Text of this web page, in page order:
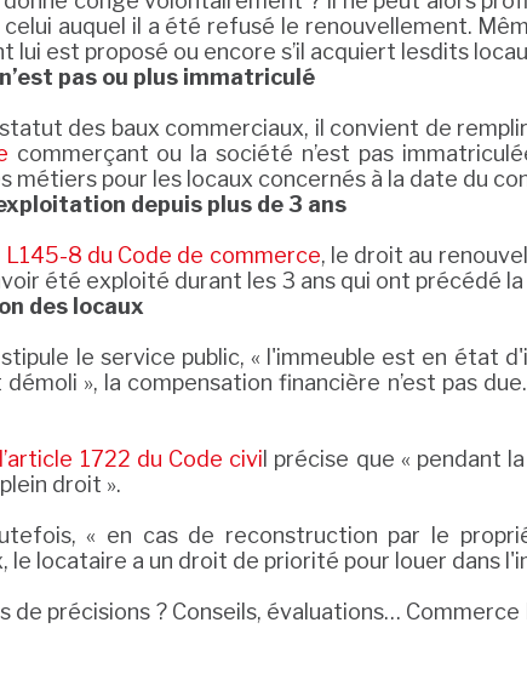
auquel il a été refusé le renouvellement.
lui est proposé ou encore s’il acquiert lesdits
pas ou plus immatriculé
des baux commerciaux, il convient de
commerçant ou la société n’est pas
métiers pour les locaux concernés à la date du
depuis plus de 3 ans
L145-8 du Code de commerce, le droit au
été exploité durant les 3 ans qui ont précédé
des locaux
stipule le service public, « l'immeuble est en
», la compensation financière n’est pas
l’article 1722 du Code civi l précise que « pendant
droit ».
« en cas de reconstruction par le
le locataire a un droit de priorité pour louer dans
de précisions ? Conseils, évaluations…